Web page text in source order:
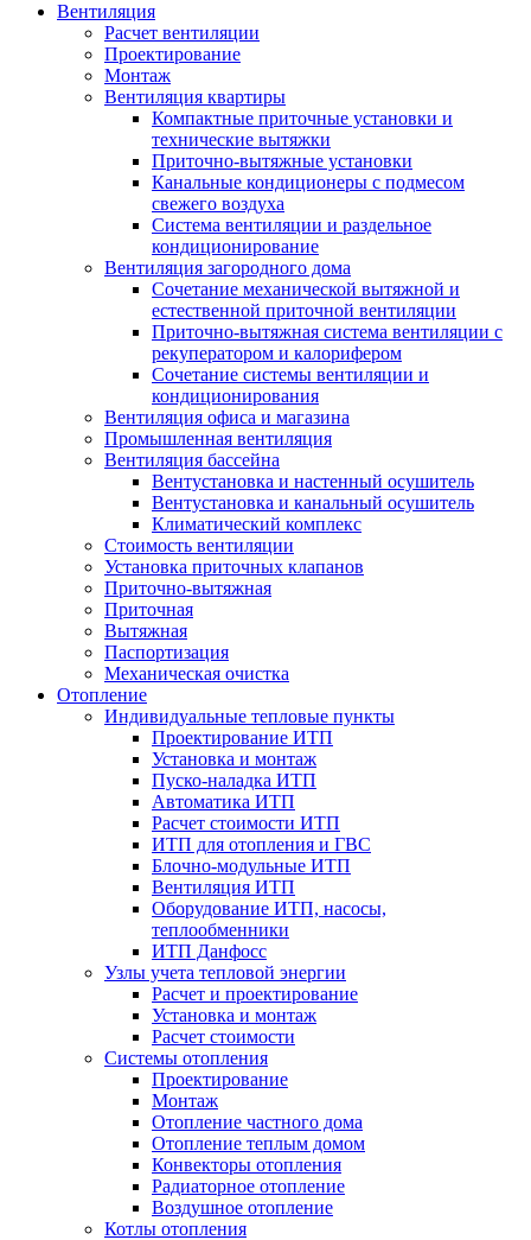
Вентиляция
Расчет вентиляции
Проектирование
Монтаж
Вентиляция квартиры
Компактные приточные установки и
технические вытяжки
Приточно-вытяжные установки
Канальные кондиционеры с подмесом
свежего воздуха
Cистема вентиляции и раздельное
кондиционирование
Вентиляция загородного дома
Сочетание механической вытяжной и
естественной приточной вентиляции
Приточно-вытяжная система вентиляции с
рекуператором и калорифером
Сочетание системы вентиляции и
кондиционирования
Вентиляция офиса и магазина
Промышленная вентиляция
Вентиляция бассейна
Вентустановка и настенный осушитель
Вентустановка и канальный осушитель
Климатический комплекс
Стоимость вентиляции
Установка приточных клапанов
Приточно-вытяжная
Приточная
Вытяжная
Паспортизация
Механическая очистка
Отопление
Индивидуальные тепловые пункты
Проектирование ИТП
Установка и монтаж
Пуско-наладка ИТП
Автоматика ИТП
Расчет стоимости ИТП
ИТП для отопления и ГВС
Блочно-модульные ИТП
Вентиляция ИТП
Оборудование ИТП, насосы,
теплообменники
ИТП Данфосс
Узлы учета тепловой энергии
Расчет и проектирование
Установка и монтаж
Расчет стоимости
Системы отопления
Проектирование
Монтаж
Отопление частного дома
Отопление теплым домом
Конвекторы отопления
Радиаторное отопление
Воздушное отопление
Котлы отопления